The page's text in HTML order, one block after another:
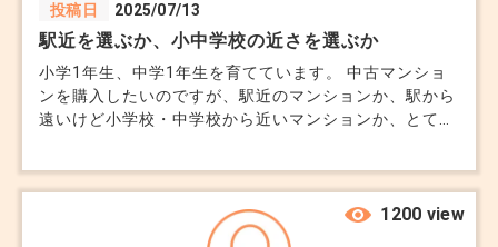
投稿日
2025/07/13
駅近を選ぶか、小中学校の近さを選ぶか
小学1年生、中学1年生を育てています。 中古マンショ
ンを購入したいのですが、駅近のマンションか、駅から
遠いけど小学校・中学校から近いマンションか、とても
つに絞って検討しています。 将来のことを考えると駅
近マンションが良いのですが、そのマンションから小学
校まで徒歩20分程かかります。 下の子の足だともっと
かかります。 夫は数年程度のことだから、頑張って通
1200 view